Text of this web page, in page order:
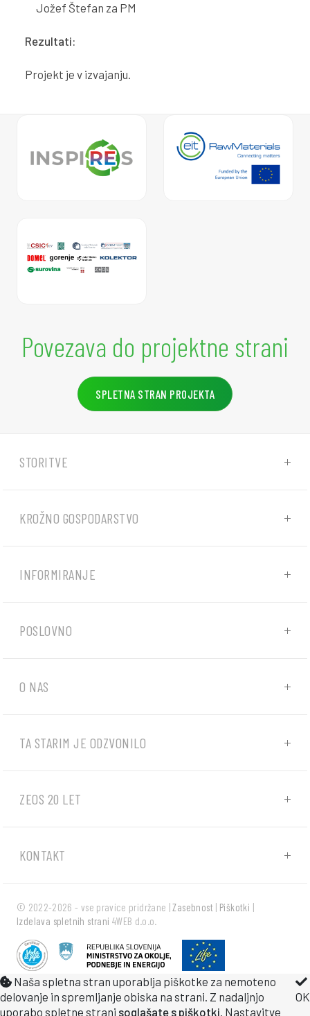
Jožef Štefan za PM
Rezultati:
Projekt je v izvajanju.
Povezava do projektne strani
SPLETNA STRAN PROJEKTA
STORITVE
KROŽNO GOSPODARSTVO
INFORMIRANJE
POSLOVNO
O NAS
TA STARIM JE ODZVONILO
ZEOS 20 LET
KONTAKT
© 2022-2026 - vse pravice pridržane |Zasebnost | Piškotki |
Izdelava spletnih strani 4WEB d.o.o.
Naša spletna stran uporablja piškotke za nemoteno
delovanje in spremljanje obiska na strani. Z nadaljnjo
uporabo spletne strani soglašate s piškotki. Nastavitve
OK